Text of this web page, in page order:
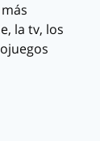
la tv, los